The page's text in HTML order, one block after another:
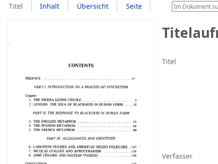
Titel Inhalt Übersicht Seite
Titel
Verfasser